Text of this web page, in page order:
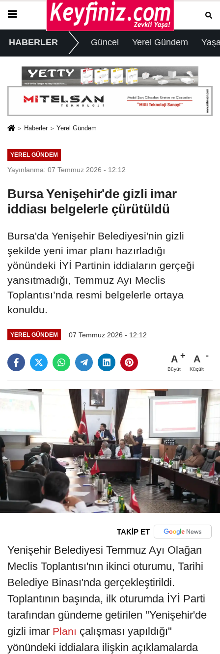
HABERLER Güncel Yerel Gündem
Haberler Yerel Gündem
YEREL GÜNDEM
Yayınlanma: 07 Temmuz 2026 - 12:12
Bursa Yenişehir'de gizli imar
iddiası belgelerle çürütüldü
Bursa'da Yenişehir Belediyesi'nin gizli
şekilde yeni imar planı hazırladığı
yönündeki İYİ Partinin iddiaların gerçeği
yansıtmadığı, Temmuz Ayı Meclis
Toplantısı’nda resmi belgelerle ortaya
konuldu.
YEREL GÜNDEM 07 Temmuz 2026 - 12:12
A
Büyüt
A
Küçült
TAKİP ET
Yenişehir Belediyesi Temmuz Ayı Olağan
Meclis Toplantısı'nın ikinci oturumu, Tarihi
Belediye Binası'nda gerçekleştirildi.
Toplantının başında, ilk oturumda İYİ Parti
tarafından gündeme getirilen "Yenişehir'de
gizli imar Planı çalışması yapıldığı"
yönündeki iddialara ilişkin açıklamalarda